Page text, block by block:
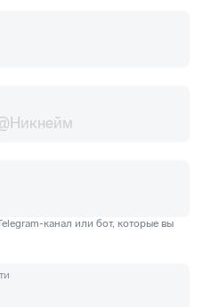
канал или бот, которые вы